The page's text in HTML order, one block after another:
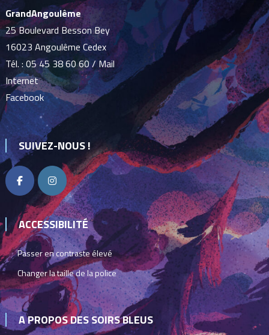
GrandAngoulême
25 Boulevard Besson Bey
16023 Angoulême Cedex
Tél. : 05 45 38 60 60/ Mail
Internet
Facebook
SUIVEZ-NOUS !
ACCESSIBILITÉ
Passer en contraste élevé
Changer la taille de la police
A PROPOS DES SOIRS BLEUS